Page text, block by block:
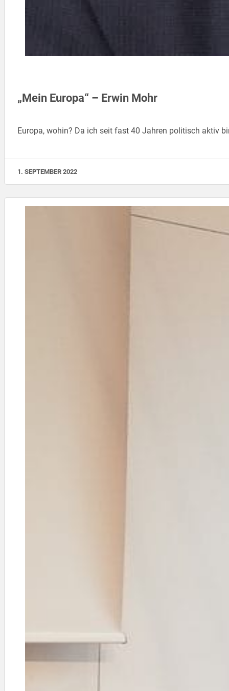
„Mein Europa“ – Erwin Mohr
Europa, wohin? Da ich seit fast 40 Jahren politisch aktiv
1. SEPTEMBER 2022